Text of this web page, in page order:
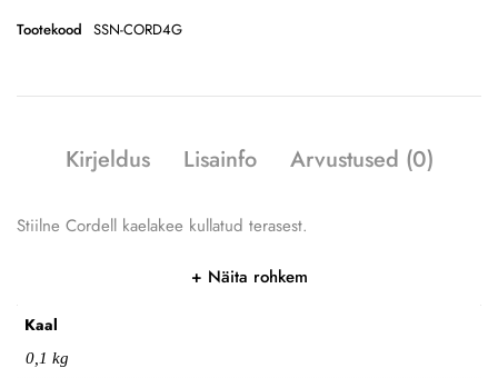
Tootekood SSN-CORD4G
Kirjeldus Lisainfo Arvustused (0)
Stiilne Cordell kaelakee kullatud terasest.
Näita rohkem
Kaal
0,1 kg